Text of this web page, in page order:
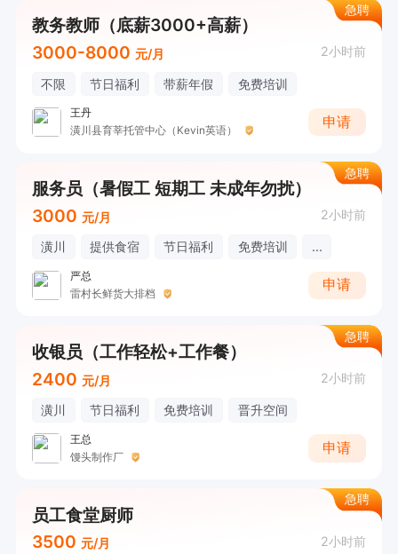
急聘
教务教师（底薪3000+高薪）
3000-8000 元/月 2小时前
不限 节日福利 带薪年假 免费培训
王丹
潢川县育莘托管中心（Kevin英语）
申请
急聘
服务员（暑假工 短期工 未成年勿扰）
3000 元/月 2小时前
潢川 提供食宿 节日福利 免费培训 ...
严总
雷村长鲜货大排档
申请
急聘
收银员（工作轻松+工作餐）
2400 元/月 2小时前
潢川 节日福利 免费培训 晋升空间
王总
馒头制作厂
申请
急聘
员工食堂厨师
3500 元/月 2小时前